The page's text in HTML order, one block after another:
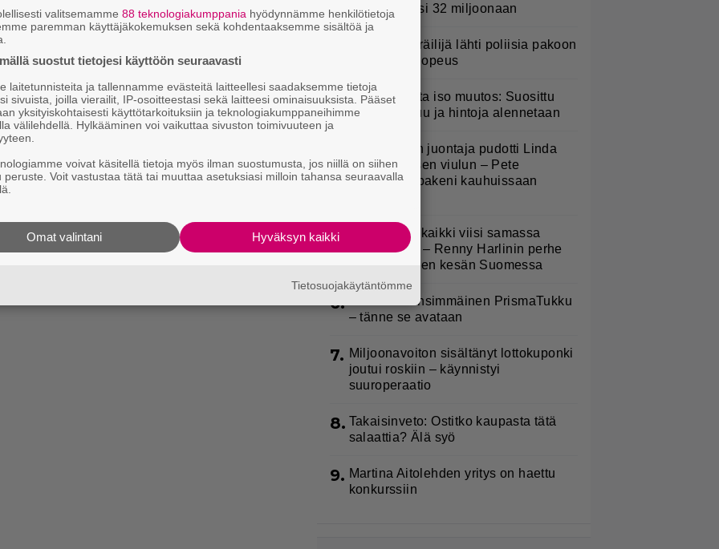
– potti kohosi 32 miljoonaan
Moottoripyöräilijä lähti poliisia pakoon
– huima ylinopeus
3. Hesburgerilta iso muutos: Suosittu
ateria poistuu ja hintoja alennetaan
Tv-ohjelman juontaja pudotti Linda
Lampeniuksen viulun – Pete
Parkkonen pakeni kauhuissaan
5.
”Nukuimme kaikki viisi samassa
huoneessa” – Renny Harlinin perhe
vietti unelmien kesän Suomessa
6.
Suomeen ensimmäinen PrismaTukku
– tänne se avataan
7. Miljoonavoiton sisältänyt lottokuponki
joutui roskiin – käynnistyi
suuroperaatio
8. Takaisinveto: Ostitko kaupasta tätä
salaattia? Älä syö
9. Martina Aitolehden yritys on haettu
konkurssiin
valitsemamme 88 teknologiakumppania hyödynnämme henkilötietoja
paremman käyttäjäkokemuksen sekä kohdentaaksemme sisältöä ja
suostut tietojesi käyttöön seuraavasti
laitetunnisteita ja tallennamme evästeitä laitteellesi saadaksemme tietoja
sivuista, joilla vierailit, IP-osoitteestasi sekä laitteesi ominaisuuksista. Pääset
yksityiskohtaisesti käyttötarkoituksiin ja teknologiakumppaneihimme
välilehdellä. Hylkääminen voi vaikuttaa sivuston toimivuuteen ja
voivat käsitellä tietoja myös ilman suostumusta, jos niillä on siihen
peruste. Voit vastustaa tätä tai muuttaa asetuksiasi milloin tahansa seuraavalla
Hyväksyn kaikki
Omat valintani
Tietosuojakäytäntömme